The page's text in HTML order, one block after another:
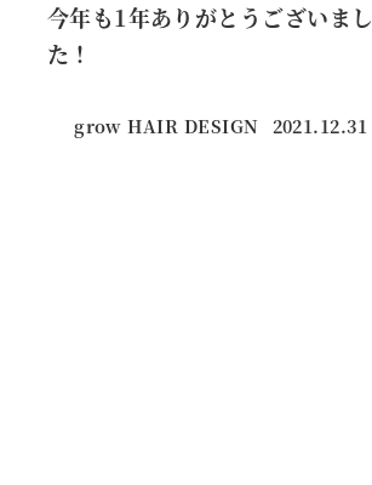
今年も1年ありがとうございまし
た！
grow HAIR DESIGN 投稿日
2021.12.31